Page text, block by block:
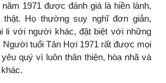
1971 được đánh giá là hiền lành,
thật. Họ thường suy nghĩ đơn giản,
li với người khác, đặt biệt với những
Người tuổi Tân Hợi 1971 rất được mọi
quý vì luôn thân thiện, hòa nhã và